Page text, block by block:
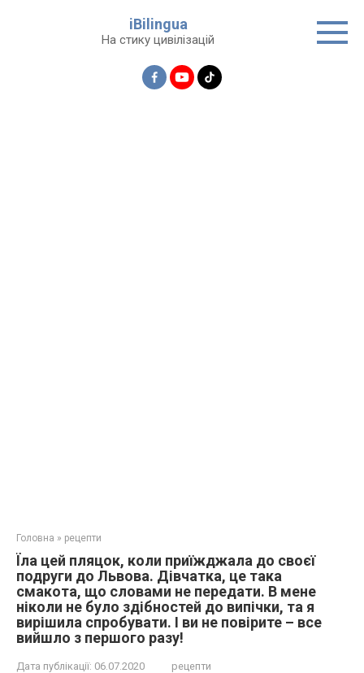
iBilingua
На стику цивілізацій
Головна » рецепти
Їла цей пляцок, коли приїжджала до своєї
подруги до Львова. Дівчатка, це така
смакота, що словами не передати. В мене
ніколи не було здібностей до випічки, та я
вирішила спробувати. І ви не повірите – все
вийшло з першого разу!
Дата публікації: 06.07.2020 рецепти